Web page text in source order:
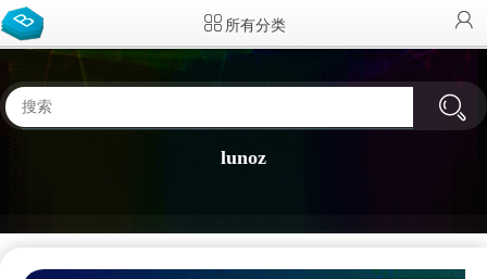
所有分类
lunoz